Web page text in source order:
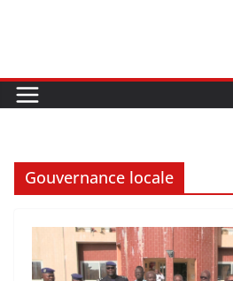
Gouvernance locale